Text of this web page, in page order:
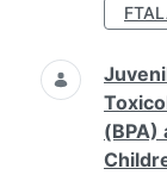
(BPA)